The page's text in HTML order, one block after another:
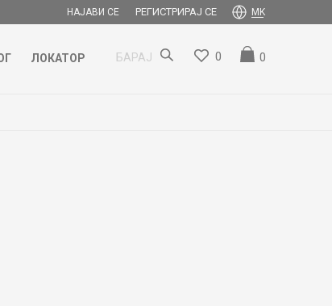
НАЈАВИ СЕ РЕГИСТРИРАЈ СЕ MK
ЛОКАТОР БАРАЈ 0
0